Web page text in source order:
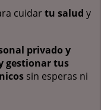
cuidartu salud y
privado y
gestionar tus
sin esperas ni